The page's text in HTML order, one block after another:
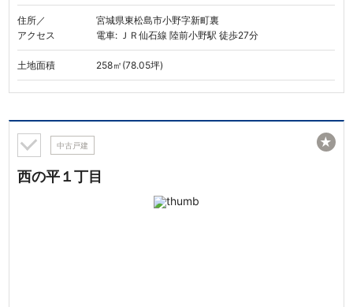
住所／
アクセス
宮城県東松島市小野字新町裏
電車: ＪＲ仙石線 陸前小野駅 徒歩27分
土地面積 258㎡(78.05坪)
中古戸建
西の平１丁目
★